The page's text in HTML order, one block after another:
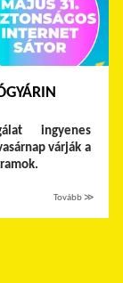
ingyenes
várják a
Tovább ≫